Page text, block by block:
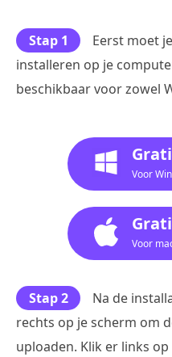
Stap 1
Eerst moet
installeren op je
beschikbaar voor zowel
Voor
Voor
Stap 2
Na de
rechts op je scherm om
uploaden. Klik er links